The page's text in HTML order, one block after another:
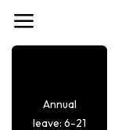
Annual
leave: 6-21